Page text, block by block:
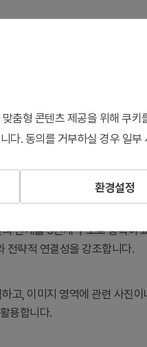
터 다이어그램 파워포인트 슬
이 연결되는 3노드 구조로, 핵
공간이 마련되어 있어 회사 비
성되며 PPTX 형식으로 즉시
관계를 3단계 구조로 명확히
전략적 연결성을 강조합니다.
고, 이미지 영역에 관련 사진이
용합니다.
춤형 콘텐츠 제공을 위해 쿠키
다. 동의를 거부하실 경우 일
환경설정